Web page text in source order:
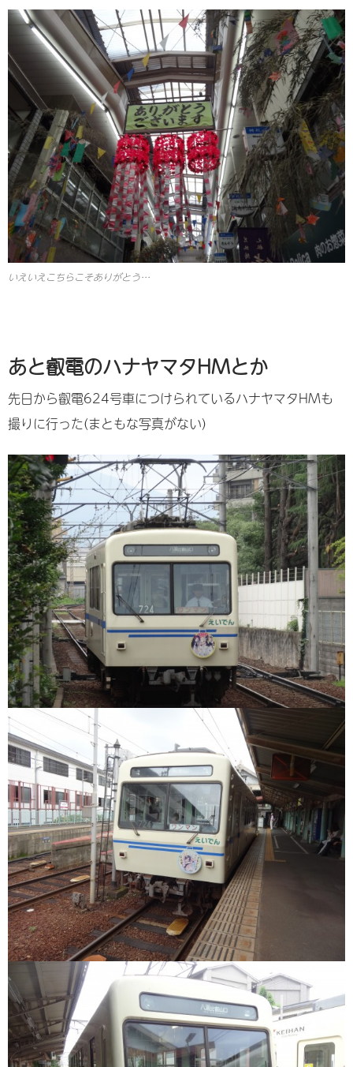
いえいえこちらこそありがとう…
あと叡電のハナヤマタHMとか
先日から叡電624号車につけられているハナヤマタHMも
撮りに行った(まともな写真がない)